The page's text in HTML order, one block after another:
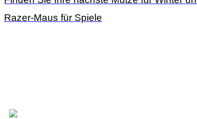
Razer-Maus für Spiele